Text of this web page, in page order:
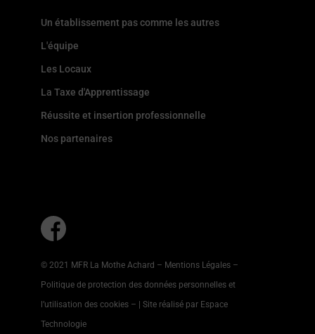
Un établissement pas comme les autres
L'équipe
Les Locaux
La Taxe d'Apprentissage
Réussite et insertion professionnelle
Nos partenaires
© 2021 MFR La Mothe Achard – Mentions Légales –
Politique de protection des données personnelles et
l’utilisation des cookies –
| Site réalisé par Espace
Technologie